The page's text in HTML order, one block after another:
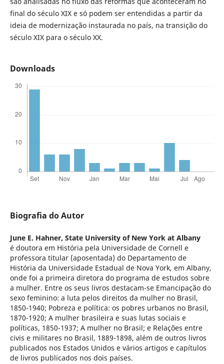
final do século XIX e só podem ser entendidas a partir da
ideia de modernização instaurada no país, na transição do
século XIX para o século XX.
Downloads
Biografia do Autor
June E. Hahner, State University of New York at Albany
é doutora em História pela Universidade de Cornell e
professora titular (aposentada) do Departamento de
História da Universidade Estadual de Nova York, em Albany,
onde foi a primeira diretora do programa de estudos sobre
a mulher. Entre os seus livros destacam-se Emancipação do
sexo feminino: a luta pelos direitos da mulher no Brasil,
1850-1940; Pobreza e política: os pobres urbanos no Brasil,
1870-1920; A mulher brasileira e suas lutas sociais e
políticas, 1850-1937; A mulher no Brasil; e Relações entre
civis e militares no Brasil, 1889-1898, além de outros livros
publicados nos Estados Unidos e vários artigos e capítulos
de livros publicados nos dois países.